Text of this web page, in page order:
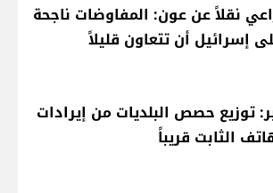
نقلاً عن عون: المفاوضات ناجحة
إسرائيل أن تتعاون قليلاً
توزيع حصص البلديات من إيرادات
الثابت قريباً